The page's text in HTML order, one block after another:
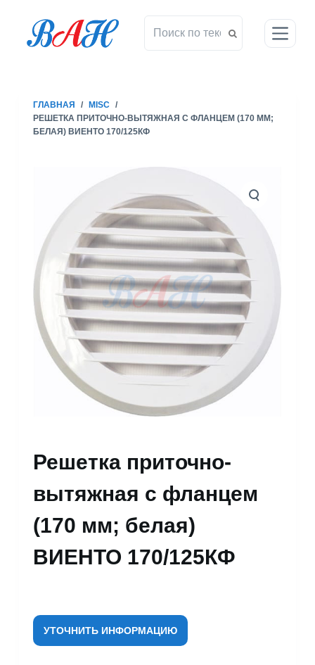
ГЛАВНАЯ / MISC /
РЕШЕТКА ПРИТОЧНО-ВЫТЯЖНАЯ С ФЛАНЦЕМ (170 ММ;
БЕЛАЯ) ВИЕНТО 170/125КФ
Решетка приточно-
вытяжная с фланцем
(170 мм; белая)
ВИЕНТО 170/125КФ
УТОЧНИТЬ ИНФОРМАЦИЮ